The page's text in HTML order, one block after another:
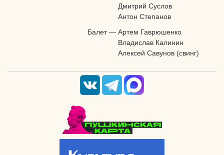
Дмитрий Суслов
Антон Степанов
Балет — Артем Гаврюшенко
Владислав Калинин
Алексей Савунов (свинг)